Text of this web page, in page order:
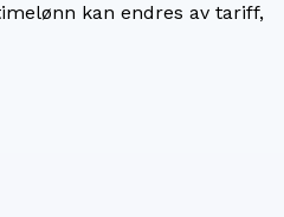
kan endres av tariff,